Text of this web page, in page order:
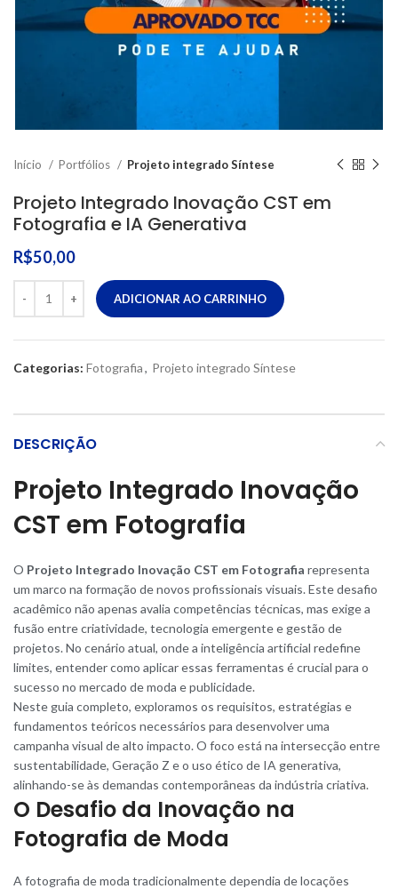
Início Portfólios Projeto integrado Síntese
Projeto Integrado Inovação CST em
Fotografia e IA Generativa
R$50,00
ADICIONAR AO CARRINHO
Categorias: Fotografia, Projeto integrado Síntese
DESCRIÇÃO
Projeto Integrado Inovação
CST em Fotografia
O Projeto Integrado Inovação CST em Fotografia representa
um marco na formação de novos profissionais visuais. Este desafio
acadêmico não apenas avalia competências técnicas, mas exige a
fusão entre criatividade, tecnologia emergente e gestão de
projetos. No cenário atual, onde a inteligência artificial redefine
limites, entender como aplicar essas ferramentas é crucial para o
sucesso no mercado de moda e publicidade.
Neste guia completo, exploramos os requisitos, estratégias e
fundamentos teóricos necessários para desenvolver uma
campanha visual de alto impacto. O foco está na intersecção entre
sustentabilidade, Geração Z e o uso ético de IA generativa,
alinhando-se às demandas contemporâneas da indústria criativa.
O Desafio da Inovação na
Fotografia de Moda
A fotografia de moda tradicionalmente dependia de locações